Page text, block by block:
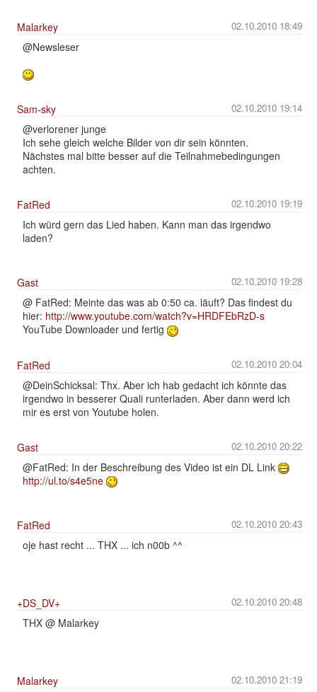
02.10.2010 18:49
Malarkey
@Newsleser
02.10.2010 19:14
Sam-sky
@verlorener junge
Ich sehe gleich welche Bilder von dir sein könnten.
Nächstes mal bitte besser auf die Teilnahmebedingungen
achten.
02.10.2010 19:19
FatRed
Ich würd gern das Lied haben. Kann man das irgendwo
laden?
02.10.2010 19:28
Gast
@ FatRed: Meinte das was ab 0:50 ca. läuft? Das findest du
hier: http://www.youtube.com/watch?v=HRDFEbRzD-s
YouTube Downloader und fertig
02.10.2010 20:04
FatRed
@DeinSchicksal: Thx. Aber ich hab gedacht ich könnte das
irgendwo in besserer Quali runterladen. Aber dann werd ich
mir es erst von Youtube holen.
02.10.2010 20:22
Gast
@FatRed: In der Beschreibung des Video ist ein DL Link
http://ul.to/s4e5ne
02.10.2010 20:43
FatRed
oje hast recht ... THX ... ich n00b ^^
02.10.2010 20:48
+DS_DV+
THX @ Malarkey
02.10.2010 21:19
Malarkey